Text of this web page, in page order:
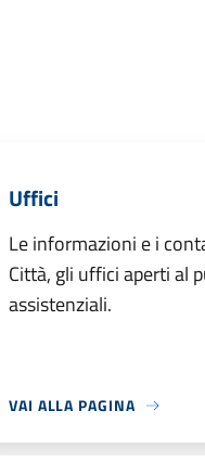
Uffici
Le informazioni e i
Città, gli uffici aperti al
assistenziali.
VAI ALLA PAGINA